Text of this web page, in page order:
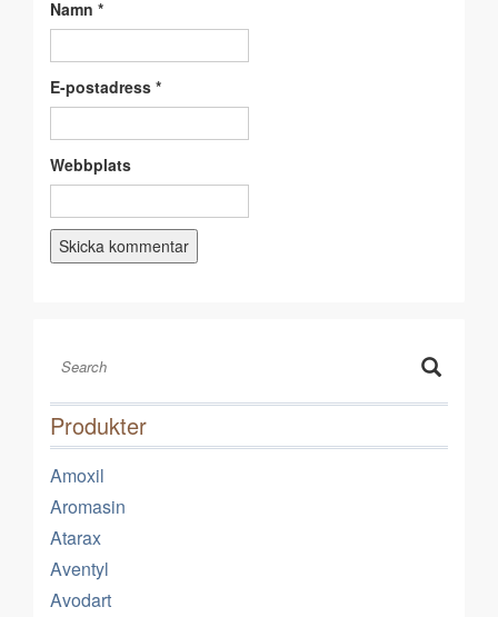
Namn *
E-postadress *
Webbplats
Produkter
Amoxil
Aromasin
Atarax
Aventyl
Avodart